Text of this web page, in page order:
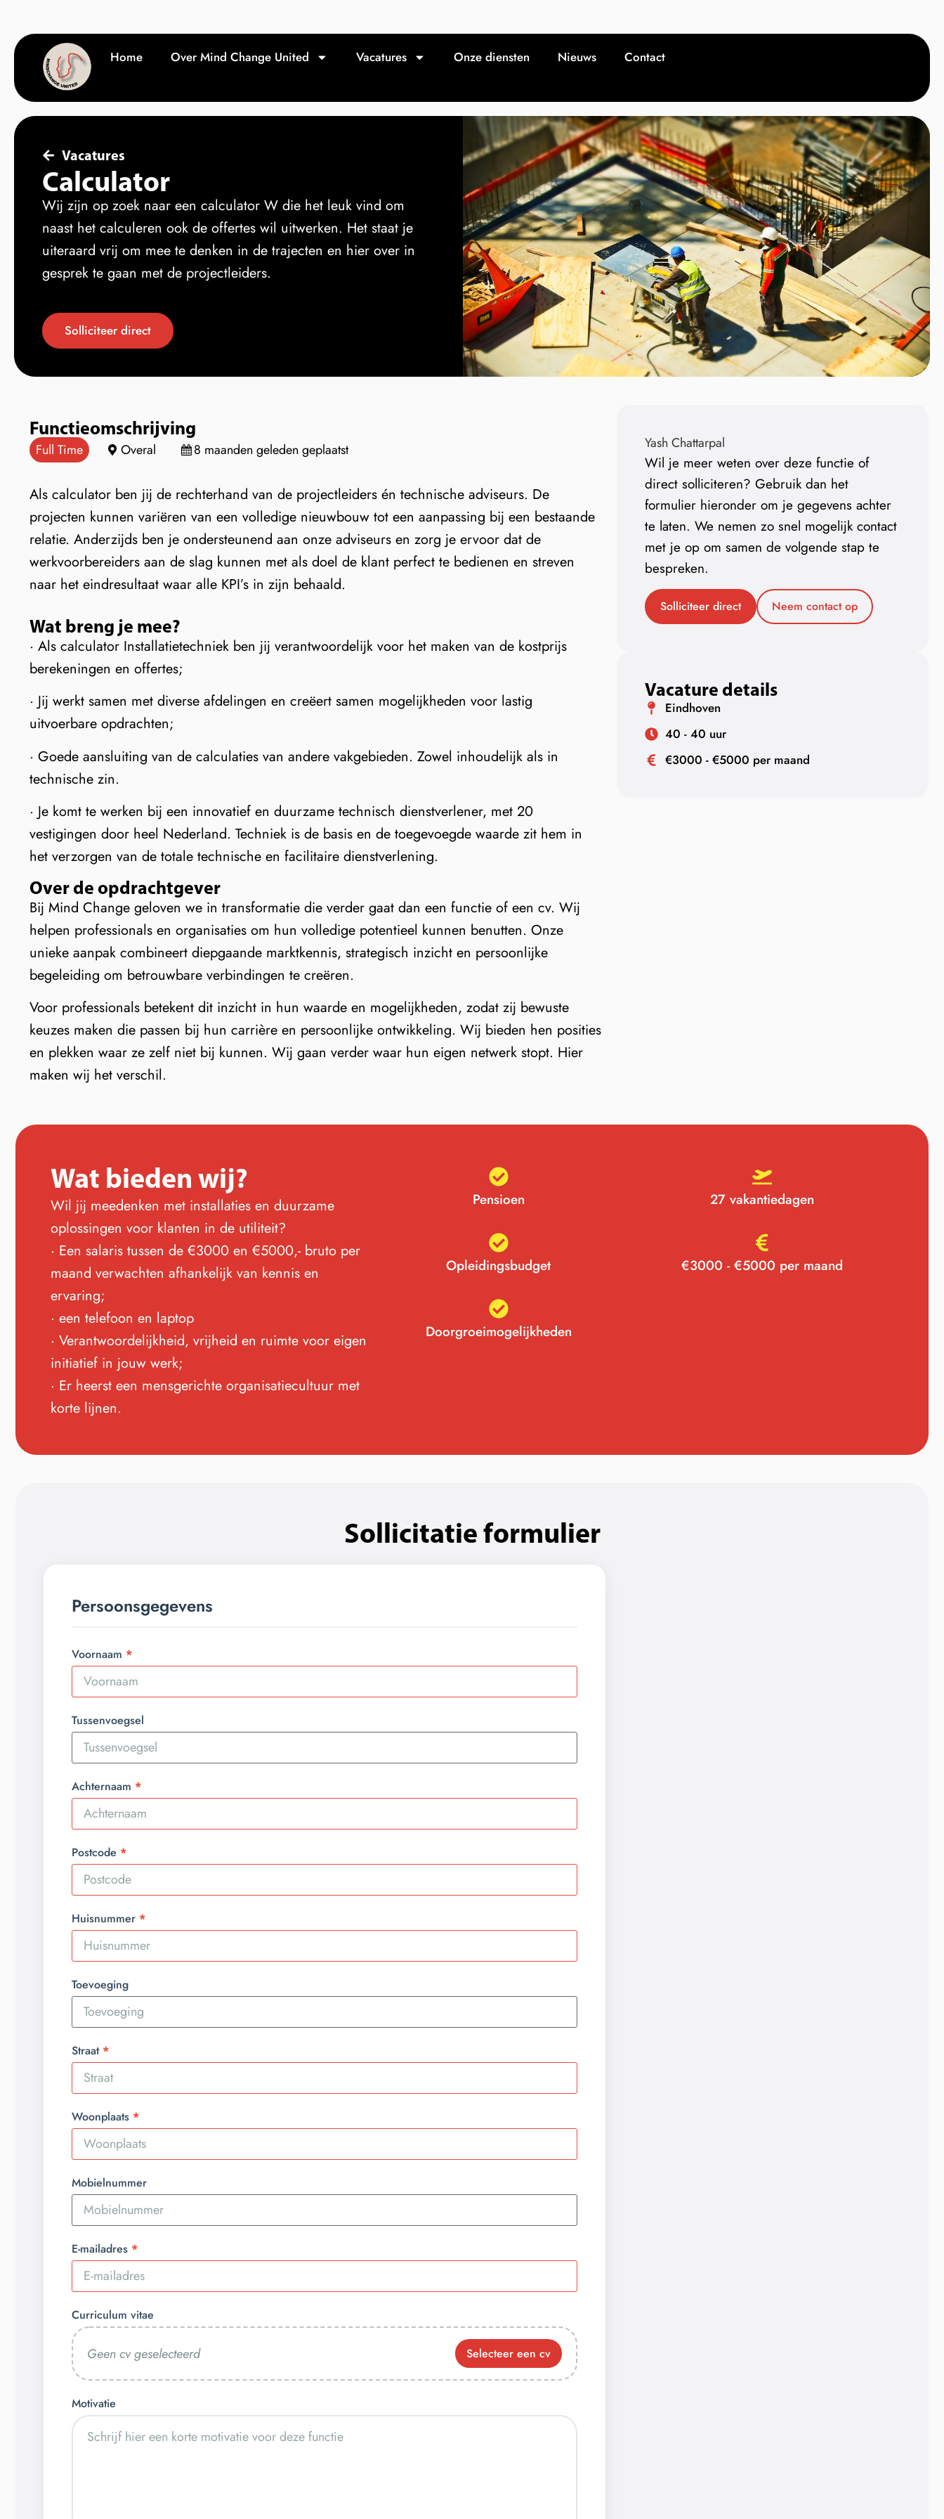
Home Over Mind Change United Vacatures Onze diensten Nieuws Contact
Vacatures
Calculator
Wij zijn op zoek naar een calculator W die het leuk vind om
naast het calculeren ook de offertes wil uitwerken. Het staat je
uiteraard vrij om mee te denken in de trajecten en hier over in
gesprek te gaan met de projectleiders.
Solliciteer direct
Functieomschrijving
Full Time Overal 8 maanden geleden geplaatst
Als calculator ben jij de rechterhand van de projectleiders én technische adviseurs. De
projecten kunnen variëren van een volledige nieuwbouw tot een aanpassing bij een bestaande
relatie. Anderzijds ben je ondersteunend aan onze adviseurs en zorg je ervoor dat de
werkvoorbereiders aan de slag kunnen met als doel de klant perfect te bedienen en streven
naar het eindresultaat waar alle KPI’s in zijn behaald.
Wat breng je mee?
· Als calculator Installatietechniek ben jij verantwoordelijk voor het maken van de kostprijs
berekeningen en offertes;
· Jij werkt samen met diverse afdelingen en creëert samen mogelijkheden voor lastig
uitvoerbare opdrachten;
· Goede aansluiting van de calculaties van andere vakgebieden. Zowel inhoudelijk als in
technische zin.
· Je komt te werken bij een innovatief en duurzame technisch dienstverlener, met 20
vestigingen door heel Nederland. Techniek is de basis en de toegevoegde waarde zit hem in
het verzorgen van de totale technische en facilitaire dienstverlening.
Over de opdrachtgever
Bij Mind Change geloven we in transformatie die verder gaat dan een functie of een cv. Wij
helpen professionals en organisaties om hun volledige potentieel kunnen benutten. Onze
unieke aanpak combineert diepgaande marktkennis, strategisch inzicht en persoonlijke
begeleiding om betrouwbare verbindingen te creëren.
Voor professionals betekent dit inzicht in hun waarde en mogelijkheden, zodat zij bewuste
keuzes maken die passen bij hun carrière en persoonlijke ontwikkeling. Wij bieden hen posities
en plekken waar ze zelf niet bij kunnen. Wij gaan verder waar hun eigen netwerk stopt. Hier
maken wij het verschil.
Yash Chattarpal
Wil je meer weten over deze functie of
direct solliciteren? Gebruik dan het
formulier hieronder om je gegevens achter
te laten. We nemen zo snel mogelijk contact
met je op om samen de volgende stap te
bespreken.
Solliciteer direct Neem contact op
Vacature details
Eindhoven
40 - 40 uur
€3000 - €5000 per maand
Wat bieden wij?
Wil jij meedenken met installaties en duurzame
oplossingen voor klanten in de utiliteit?
· Een salaris tussen de €3000 en €5000,- bruto per
maand verwachten afhankelijk van kennis en
ervaring;
· een telefoon en laptop
· Verantwoordelijkheid, vrijheid en ruimte voor eigen
initiatief in jouw werk;
· Er heerst een mensgerichte organisatiecultuur met
korte lijnen.
Pensioen 27 vakantiedagen
Opleidingsbudget €3000 - €5000 per maand
Doorgroeimogelijkheden
Sollicitatie formulier
Persoonsgegevens
Voornaam
Tussenvoegsel
Achternaam
Postcode
Huisnummer
Toevoeging
Straat
Woonplaats
Mobielnummer
E-mailadres
Curriculum vitae
Geen cv geselecteerd Selecteer een cv
Motivatie